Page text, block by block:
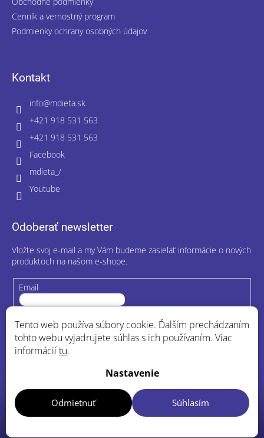
Tento web používa súbory cookie. Ďalším prechádzaním
tohto webu vyjadrujete súhlas s ich používaním. Viac
informáciítu.
Nastavenie
Odmietnuť Súhlasím
Cenník a vernostný program
Podmienky ochrany osobných údajov
Kontakt
info@mdieta.sk
+421 918 531 563
+421 918 531 563
Facebook
mdieta_/
Youtube
Odoberať newsletter
Vložte svoj e-mail a my Vám budeme zasielať informácie o nových
produktoch na našom e-shope.
Email
Vložením e-mailu súhlasíte s
podmienkami ochrany osobných
údajov
Prihlásiť sa
Copyright 2026MDieta.sk. Všetky práva vyhradené.Upraviť